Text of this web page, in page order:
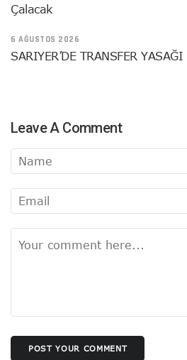
Çalacak
6 AĞUSTOS 2026
SARIYER’DE TRANSFER
Leave A Comment
POST YOUR COMMENT